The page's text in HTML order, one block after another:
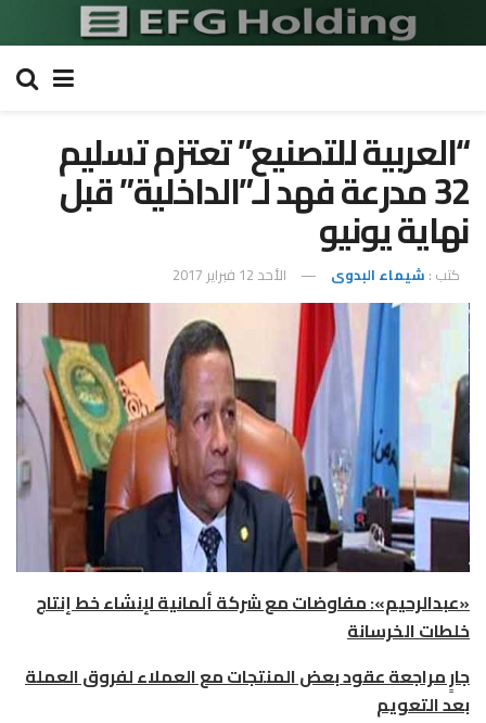
“العربية للتصنيع” تعتزم تسليم
32 مدرعة فهد لـ”الداخلية” قبل
نهاية يونيو
كتب : شيماء البدوى الأحد 12 فبراير 2017
«عبدالرحيم»: مفاوضات مع شركة ألمانية لإنشاء خط إنتاج
خلطات الخرسانة
جارٍ مراجعة عقود بعض المنتجات مع العملاء لفروق العملة
بعد التعويم